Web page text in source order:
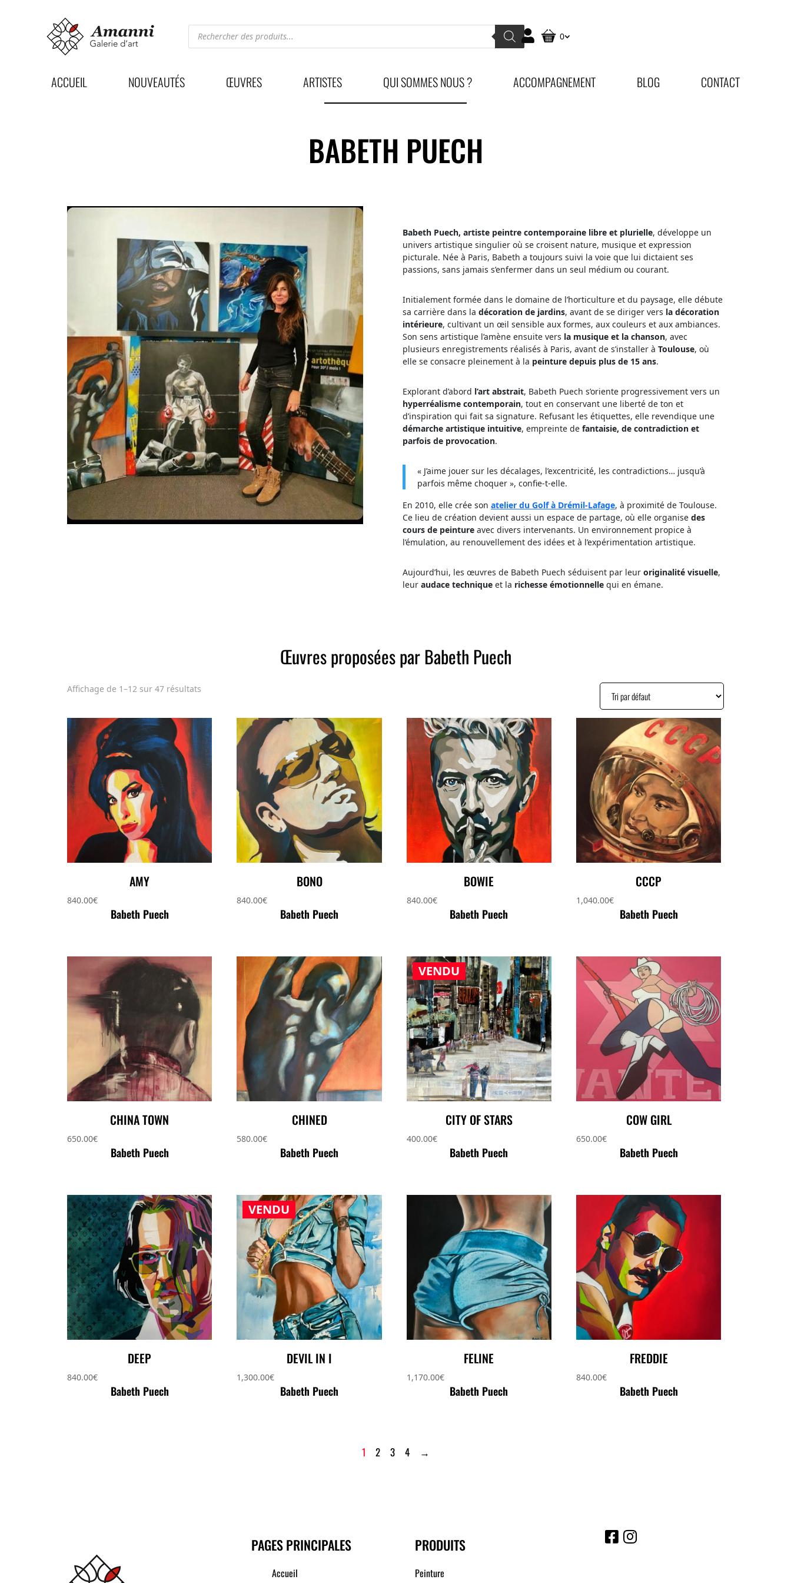
Recherche
produits
0
ACCUEIL NOUVEAUTÉS ŒUVRES ARTISTES QUI SOMMES NOUS ? ACCOMPAGNEMENT BLOG CONTACT
BABETH PUECH
Babeth Puech, artiste peintre contemporaine libre et plurielle, développe un
univers artistique singulier où se croisent nature, musique et expression
picturale. Née à Paris, Babeth a toujours suivi la voie que lui dictaient ses
passions, sans jamais s’enfermer dans un seul médium ou courant.
Initialement formée dans le domaine de l’horticulture et du paysage, elle débute
sa carrière dans la décoration de jardins, avant de se diriger vers la décoration
intérieure, cultivant un œil sensible aux formes, aux couleurs et aux ambiances.
Son sens artistique l’amène ensuite vers la musique et la chanson, avec
plusieurs enregistrements réalisés à Paris, avant de s’installer à Toulouse, où
elle se consacre pleinement à la peinture depuis plus de 15 ans.
Explorant d’abord l’art abstrait, Babeth Puech s’oriente progressivement vers un
hyperréalisme contemporain, tout en conservant une liberté de ton et
d’inspiration qui fait sa signature. Refusant les étiquettes, elle revendique une
démarche artistique intuitive, empreinte de fantaisie, de contradiction et
parfois de provocation.
« J’aime jouer sur les décalages, l’excentricité, les contradictions… jusqu’à
parfois même choquer », confie-t-elle.
En 2010, elle crée son atelier du Golf à Drémil-Lafage, à proximité de Toulouse.
Ce lieu de création devient aussi un espace de partage, où elle organise des
cours de peinture avec divers intervenants. Un environnement propice à
l’émulation, au renouvellement des idées et à l’expérimentation artistique.
Aujourd’hui, les œuvres de Babeth Puech séduisent par leur originalité visuelle,
leur audace technique et la richesse émotionnelle qui en émane.
Œuvres proposées par Babeth Puech
Affichage de 1–12 sur 47 résultats
AMY
840.00€
Babeth Puech
BONO
840.00€
Babeth Puech
BOWIE
840.00€
Babeth Puech
CCCP
1,040.00€
Babeth Puech
CHINA TOWN
650.00€
Babeth Puech
CHINED
580.00€
Babeth Puech
VENDU
CITY OF STARS
400.00€
Babeth Puech
COW GIRL
650.00€
Babeth Puech
DEEP
840.00€
Babeth Puech
VENDU
DEVIL IN I
1,300.00€
Babeth Puech
FELINE
1,170.00€
Babeth Puech
FREDDIE
840.00€
Babeth Puech
1 2 3 4 →
PAGES PRINCIPALES
Accueil
PRODUITS
Peinture